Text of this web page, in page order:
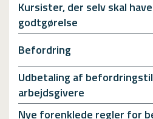
Kursister, der selv skal have
godtgørelse
Befordring
Udbetaling af
arbejdsgivere
Nye forenklede regler for